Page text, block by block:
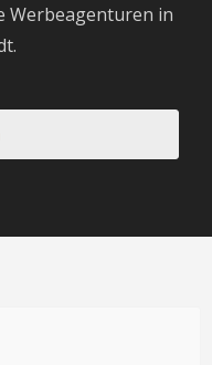
Werbeagenturen in